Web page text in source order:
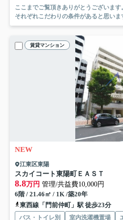
ここまでご覧頂きありがとうございます。 お部屋探しの際には、皆さ
それぞれこだわりの条件があると思い
賃貸マンション
NEW
江東区東陽
スカイコート東陽町ＥＡＳＴ
8.8万円 管理/共益費10,000円
6階 / 21.46㎡ / 1K /築20年
東西線「門前仲町」駅 徒歩23分
バス・トイレ別 室内洗濯機置場